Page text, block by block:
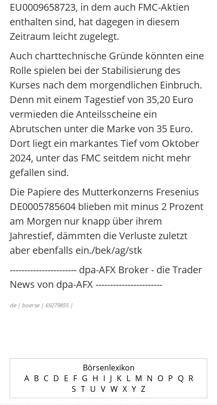
EU0009658723, in dem auch FMC-Aktien
enthalten sind, hat dagegen in diesem
Zeitraum leicht zugelegt.
Auch charttechnische Gründe könnten eine
Rolle spielen bei der Stabilisierung des
Kurses nach dem morgendlichen Einbruch.
Denn mit einem Tagestief von 35,20 Euro
vermieden die Anteilsscheine ein
Abrutschen unter die Marke von 35 Euro.
Dort liegt ein markantes Tief vom Oktober
2024, unter das FMC seitdem nicht mehr
gefallen sind.
Die Papiere des Mutterkonzerns Fresenius
DE0005785604 blieben mit minus 2 Prozent
am Morgen nur knapp über ihrem
Jahrestief, dämmten die Verluste zuletzt
aber ebenfalls ein./bek/ag/stk
----------------------- dpa-AFX Broker - die Trader
News von dpa-AFX -----------------------
de | boerse | 69279855 |
Börsenlexikon
A B C D E F G H I J K L M N O P Q R
S T U V W X Y Z